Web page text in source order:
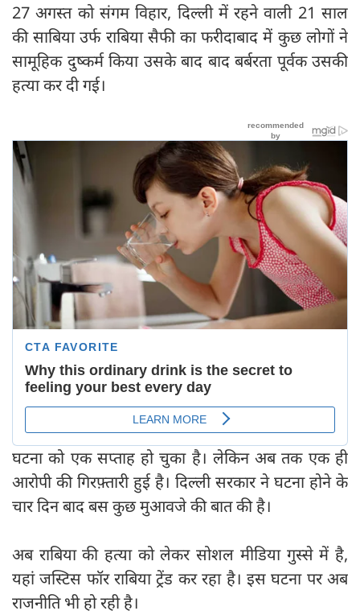
27 अगस्त को संगम विहार, दिल्ली में रहने वाली 21 साल
की साबिया उर्फ राबिया सैफी का फरीदाबाद में कुछ लोगों ने
सामूहिक दुष्कर्म किया उसके बाद बाद बर्बरता पूर्वक उसकी
हत्या कर दी गई।
घटना को एक सप्ताह हो चुका है। लेकिन अब तक एक ही
आरोपी की गिरफ़्तारी हुई है। दिल्ली सरकार ने घटना होने के
चार दिन बाद बस कुछ मुआवजे की बात की है।
अब राब‍िया की हत्‍या को लेकर सोशल मीड‍िया गुस्‍से में है,
यहां जस्‍ट‍ि‍स फॉर राब‍िया ट्रेंड कर रहा है। इस घटना पर अब
राजनीति भी हो रही है।